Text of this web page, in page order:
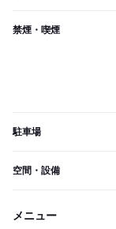
禁煙・喫煙
駐車場
空間・設備
メニュー